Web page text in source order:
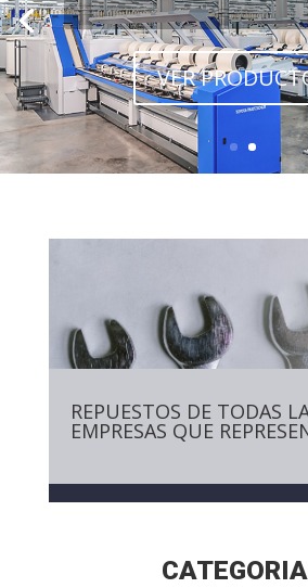
VER
REPUESTOS DE TODAS
EMPRESAS QUE